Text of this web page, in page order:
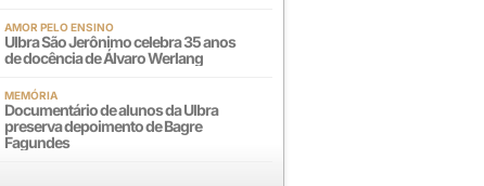
AMOR PELO ENSINO
Ulbra São Jerônimo celebra 35 anos
de docência de Álvaro Werlang
MEMÓRIA
Documentário de alunos da Ulbra
preserva depoimento de Bagre
Fagundes